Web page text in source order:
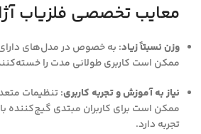
معایب تخصصی فلزیاب
وزن نسبتاً زیاد: به خصوص در مدل‌های
ممکن است کاربری طولانی مدت را
نیاز به آموزش و تجربه کاربری: تنظیمات
ممکن است برای کاربران مبتدی گیج‌کننده
تجربه دارد.